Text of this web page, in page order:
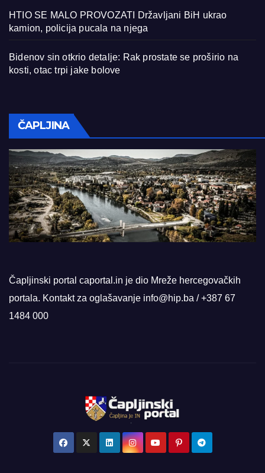
HTIO SE MALO PROVOZATI Državljani BiH ukrao
kamion, policija pucala na njega
Bidenov sin otkrio detalje: Rak prostate se proširio na
kosti, otac trpi jake bolove
ČAPLJINA
Čapljinski portal caportal.in je dio Mreže hercegovačkih
portala. Kontakt za oglašavanje info@hip.ba / +387 67
1484 000